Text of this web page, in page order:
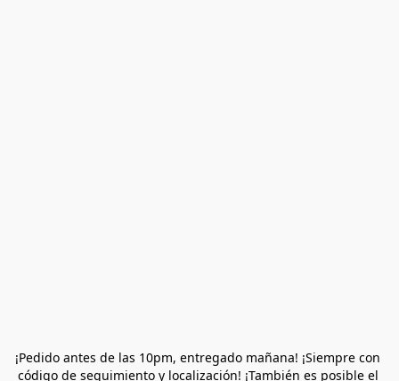
¡Pedido antes de las 10pm, entregado mañana! ¡Siempre con
código de seguimiento y localización! ¡También es posible el